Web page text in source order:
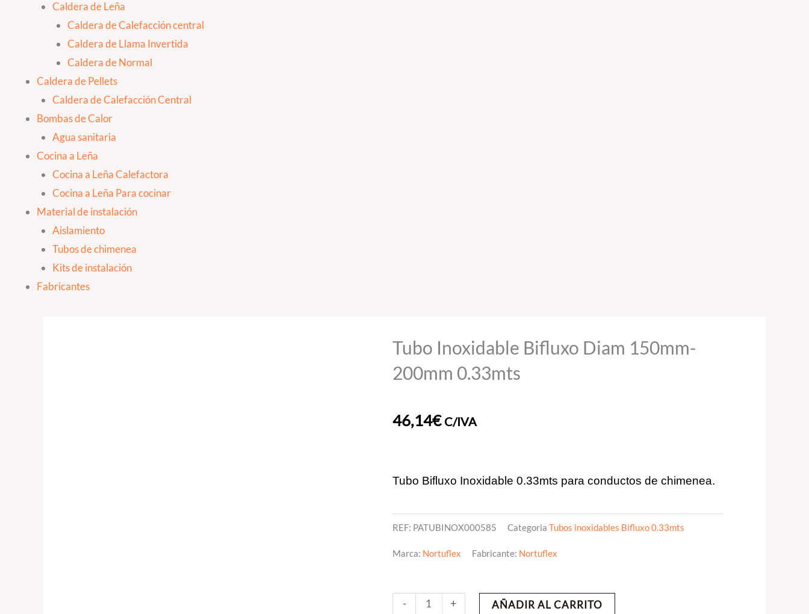
Caldera de Leña
Caldera de Calefacción central
Caldera de Llama Invertida
Caldera de Normal
Caldera de Pellets
Caldera de Calefacción Central
Bombas de Calor
Agua sanitaria
Cocina a Leña
Cocina a Leña Calefactora
Cocina a Leña Para cocinar
Material de instalación
Aislamiento
Tubos de chimenea
Kits de instalación
Fabricantes
Tubo Inoxidable Bifluxo Diam 150mm-
200mm 0.33mts
46,14€ C/IVA
Tubo Bifluxo Inoxidable 0.33mts para conductos de chimenea.
REF: PATUBINOX000585 Categoria Tubos inoxidables Bifluxo 0.33mts
Marca: Nortuflex Fabricante: Nortuflex
-
Tubo
+ AÑADIR AL CARRITO